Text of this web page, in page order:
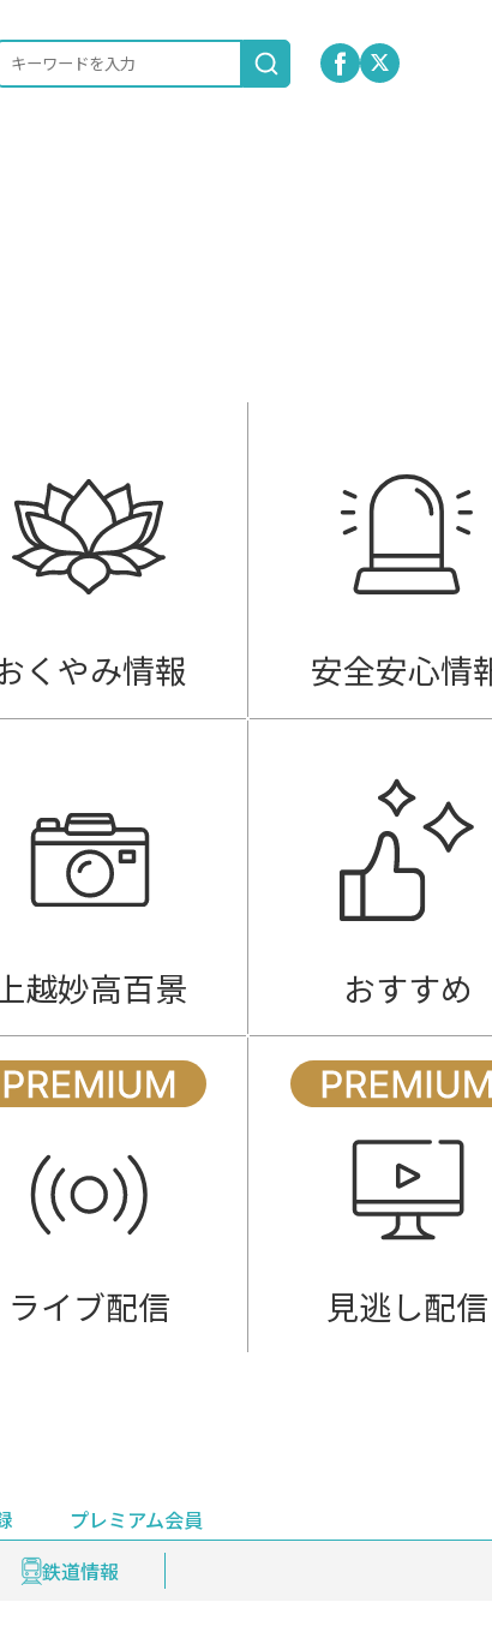
くやみ情報 安全安心情
越妙高百景 おすすめ
ライブ配信 見逃し配信
すめ鉄道情報
プレミアム会員